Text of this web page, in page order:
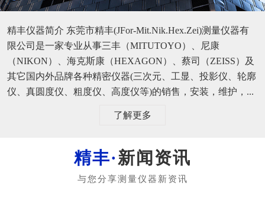
精丰仪器简介 东莞市精丰(JFor-Mit.Nik.Hex.Zei)测量仪器有
限公司是一家专业从事三丰（MITUTOYO）、尼康
（NIKON）、海克斯康（HEXAGON）、蔡司（ZEISS）及
其它国内外品牌各种精密仪器(三次元、工显、投影仪、轮廓
仪、真圆度仪、粗度仪、高度仪等)的销售，安装，维护，...
了解更多
新闻资讯